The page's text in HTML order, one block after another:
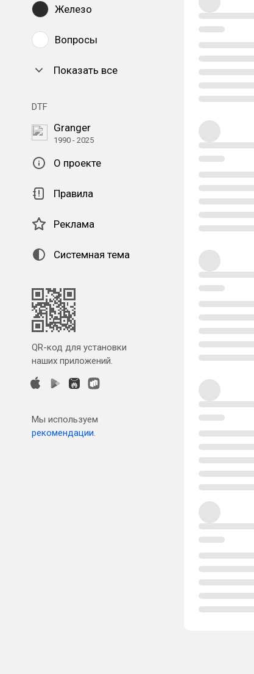
Железо
Вопросы
Показать все
DTF
Granger
1990 - 2025
О проекте
Правила
Реклама
Системная тема
QR-код для установки
наших приложений.
Мы используем
рекомендации.